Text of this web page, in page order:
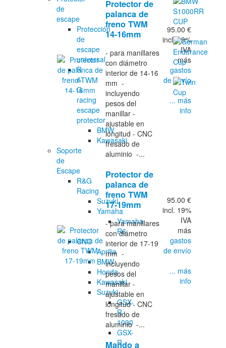
de
escape
Protección
de
escape
universal
R
&
G
racing
escape
protector
BMW
Kawasaki
Soporte
de
Escape
R&G
Racing
Suzuki
Yamaha
Yamaha
R6
CNC
Aprilia
BMW
Honda
Kawasaki
Suzuki
GSX-
R
1000
GSX-
R
Protector de
palanca de
freno TWM
14-16mm
- para manillares
con diámetro
interior de 14-16
mm -
incluyendo
pesos del
manillar -
ajustable en
longitud - CNC
fresado de
aluminio -...
95.00 €
incl. 19%
IVA
más
gastos
de envío
... más
info
Protector de
palanca de
freno TWM
17-19mm
- para manillares
con diámetro
interior de 17-19
mm -
incluyendo
pesos del
manillar -
ajustable en
longitud - CNC
fresado de
aluminio -...
95.00 €
incl. 19%
IVA
más
gastos
de envío
... más
info
Mando a